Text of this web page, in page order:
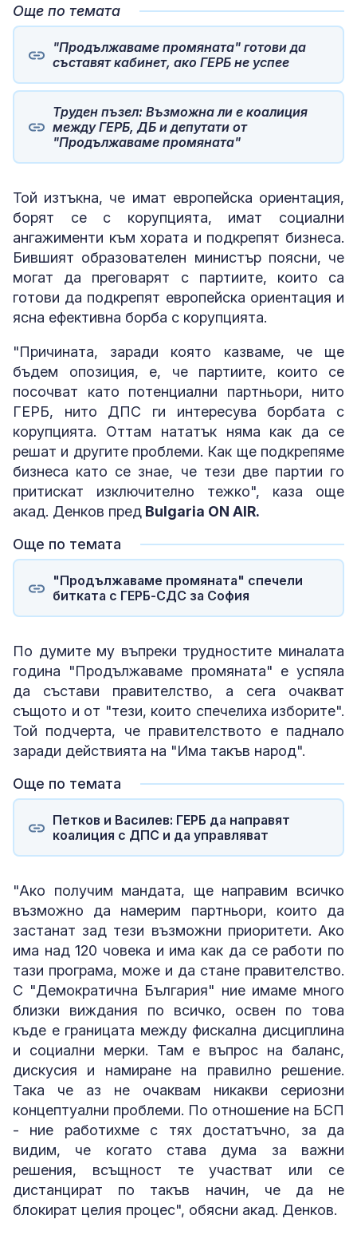
Още по темата
"Продължаваме промяната" готови да
съставят кабинет, ако ГЕРБ не успее
Труден пъзел: Възможна ли е коалиция
между ГЕРБ, ДБ и депутати от
"Продължаваме промяната"
Той изтъкна, че имат европейска ориентация,
борят се с корупцията, имат социални
ангажименти към хората и подкрепят бизнеса.
Бившият образователен министър поясни, че
могат да преговарят с партиите, които са
готови да подкрепят европейска ориентация и
ясна ефективна борба с корупцията.
"Причината, заради която казваме, че ще
бъдем опозиция, е, че партиите, които се
посочват като потенциални партньори, нито
ГЕРБ, нито ДПС ги интересува борбата с
корупцията. Оттам нататък няма как да се
решат и другите проблеми. Как ще подкрепяме
бизнеса като се знае, че тези две партии го
притискат изключително тежко", каза още
акад. Денков пред Bulgaria ON AIR.
Още по темата
"Продължаваме промяната" спечели
битката с ГЕРБ-СДС за София
По думите му въпреки трудностите миналата
година "Продължаваме промяната" е успяла
да състави правителство, а сега очакват
същото и от "тези, които спечелиха изборите".
Той подчерта, че правителството е паднало
заради действията на "Има такъв народ".
Още по темата
Петков и Василев: ГЕРБ да направят
коалиция с ДПС и да управляват
"Ако получим мандата, ще направим всичко
възможно да намерим партньори, които да
застанат зад тези възможни приоритети. Ако
има над 120 човека и има как да се работи по
тази програма, може и да стане правителство.
С "Демократична България" ние имаме много
близки виждания по всичко, освен по това
къде е границата между фискална дисциплина
и социални мерки. Там е въпрос на баланс,
дискусия и намиране на правилно решение.
Така че аз не очаквам никакви сериозни
концептуални проблеми. По отношение на БСП
- ние работихме с тях достатъчно, за да
видим, че когато става дума за важни
решения, всъщност те участват или се
дистанцират по такъв начин, че да не
блокират целия процес", обясни акад. Денков.